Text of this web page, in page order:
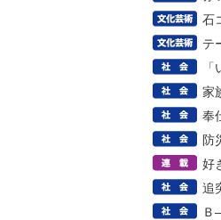
石
テ
家
奉
防
好
追
Ｂ